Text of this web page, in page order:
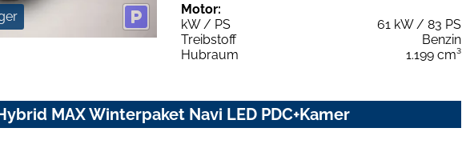
Motor:
kW / PS
61 kW / 83 PS
Treibstoff
Benzin
Hubraum
1.199 cm³
MAX Winterpaket Navi LED PDC+Kamer